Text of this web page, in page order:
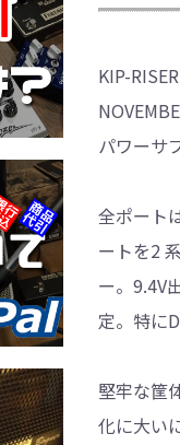
KIP-
パワーサ
全ポート
ートを2
ー。9.4V
定。特に
堅牢な筐
化に大い